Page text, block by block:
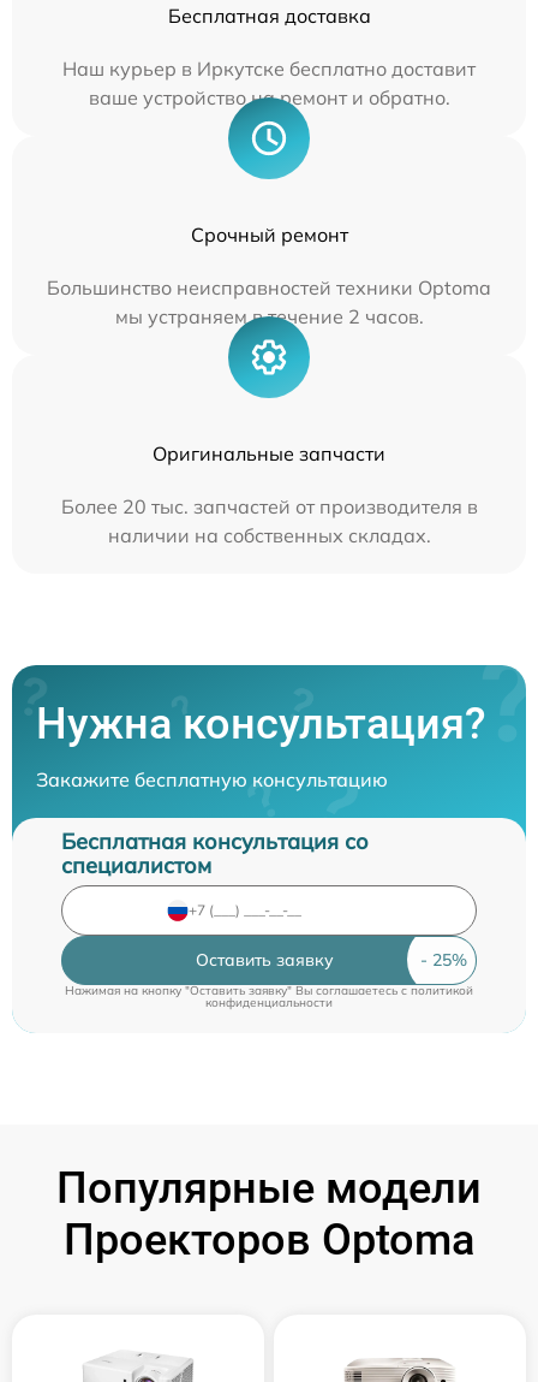
Бесплатная доставка
Наш курьер в Иркутске бесплатно доставит
ваше устройство на ремонт и обратно.
Срочный ремонт
Большинство неисправностей техники Optoma
мы устраняем в течение 2 часов.
Оригинальные запчасти
Более 20 тыс. запчастей от производителя в
наличии на собственных складах.
Нужна консультация?
Закажите бесплатную консультацию
Бесплатная консультация со
специалистом
Оставить заявку
Нажимая на кнопку "Оставить заявку" Вы соглашаетесь cполитикой
конфиденциальности
Популярные модели
Проекторов Optoma